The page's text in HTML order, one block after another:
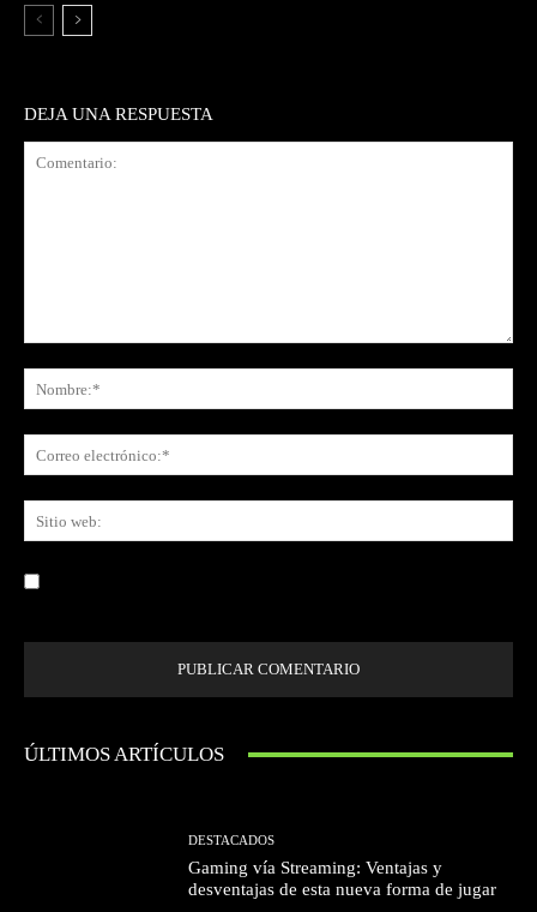
DEJA UNA RESPUESTA
ÚLTIMOS ARTÍCULOS
DESTACADOS
Gaming vía Streaming: Ventajas y
desventajas de esta nueva forma de jugar